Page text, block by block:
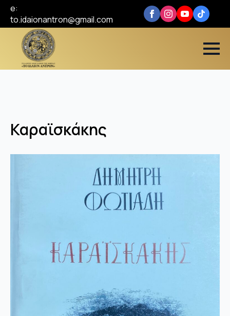
e:
to.idaionantron@gmail.com
Καραϊσκάκης